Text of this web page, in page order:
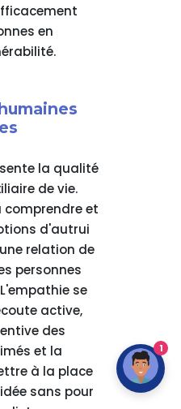
en
la qualité
de vie.
et
d'autrui
relation de
personnes
se
active,
des
et la
à la place
sans pour
1